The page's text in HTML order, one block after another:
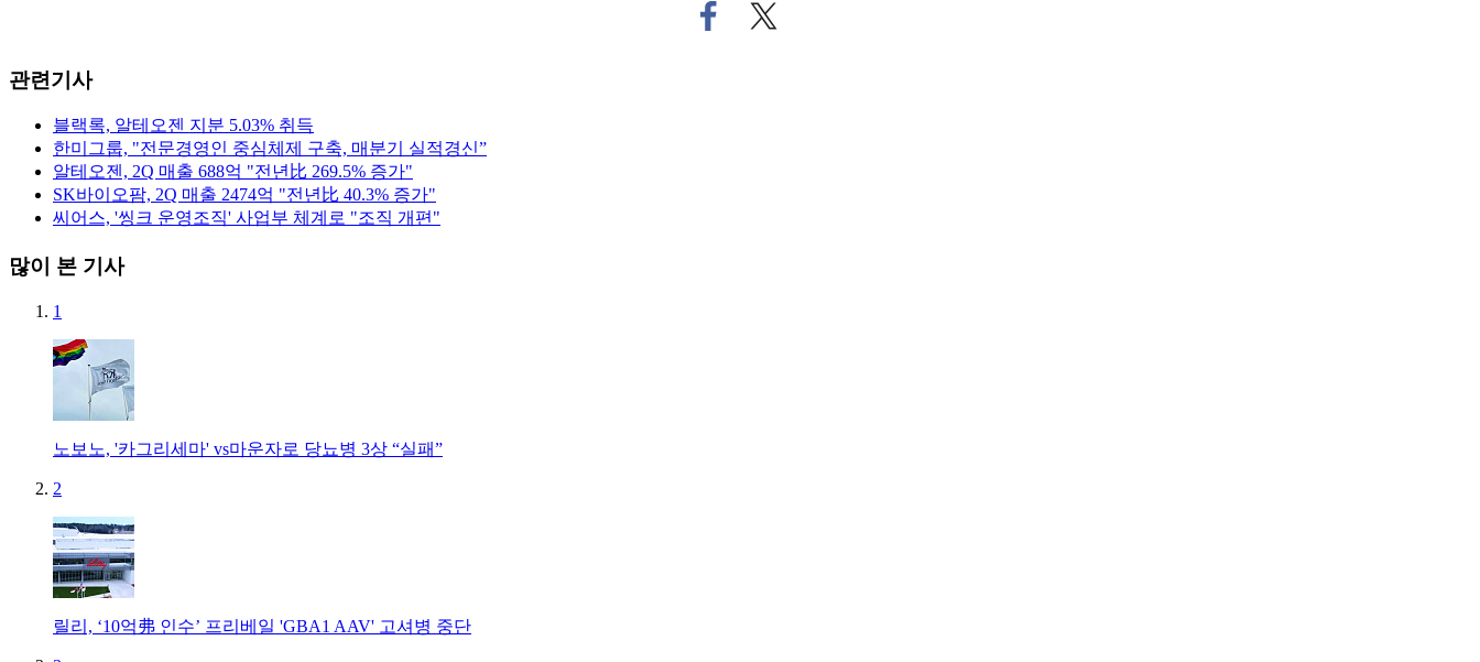
페
이
트
위
관련기사
블랙록, 알테오젠 지분 5.03% 취득
한미그룹, "전문경영인 중심체제 구축, 매분기 실적경신”
알테오젠, 2Q 매출 688억 "전년比 269.5% 증가"
SK바이오팜, 2Q 매출 2474억 "전년比 40.3% 증가"
씨어스, '씽크 운영조직' 사업부 체계로 "조직 개편"
많이 본 기사
1
노보노, '카그리세마' vs마운자로 당뇨병 3상 “실패”
2
릴리, ‘10억弗 인수’ 프리베일 'GBA1 AAV' 고셔병 중단